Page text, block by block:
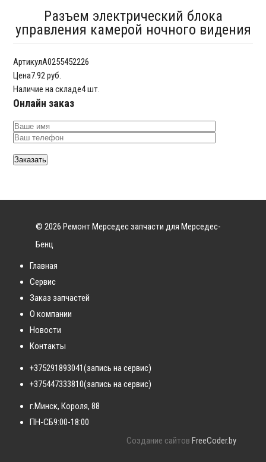
Разъем электрический блока
управления камерой ночного видения
АртикулA0255452226
Цена7.92 руб.
Наличие на складе4 шт.
Онлайн заказ
© 2026 Ремонт Мерседес запчасти для Мерседес-
Бенц
Главная
Сервис
Заказ запчастей
О компании
Новости
Контакты
+375291893041(запись на сервис)
+375447333810(запись на сервис)
г.Минск, Короля, 88
ПН-СБ9:00-18:00
Создание сайтов FreeCoder.by